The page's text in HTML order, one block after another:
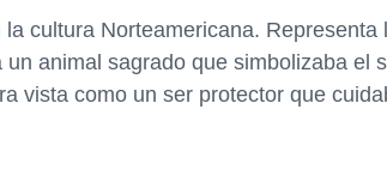
cultura Norteamericana. Representa
animal sagrado que simbolizaba el
vista como un ser protector que